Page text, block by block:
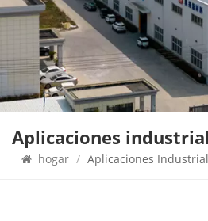
Aplicaciones
hogar / Aplicaciones